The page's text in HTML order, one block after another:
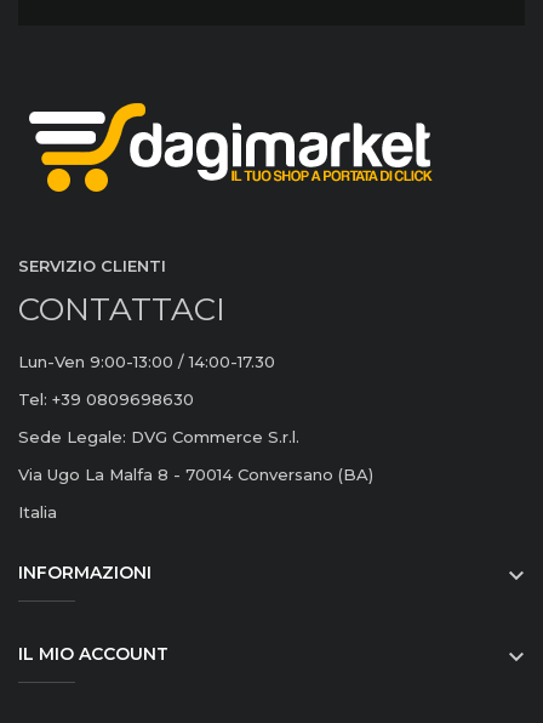
SERVIZIO CLIENTI
CONTATTACI
Lun-Ven 9:00-13:00 / 14:00-17.30
Tel: +39 0809698630
Sede Legale: DVG Commerce S.r.l.
Via Ugo La Malfa 8 - 70014 Conversano (BA)
Italia
INFORMAZIONI 
IL MIO ACCOUNT 